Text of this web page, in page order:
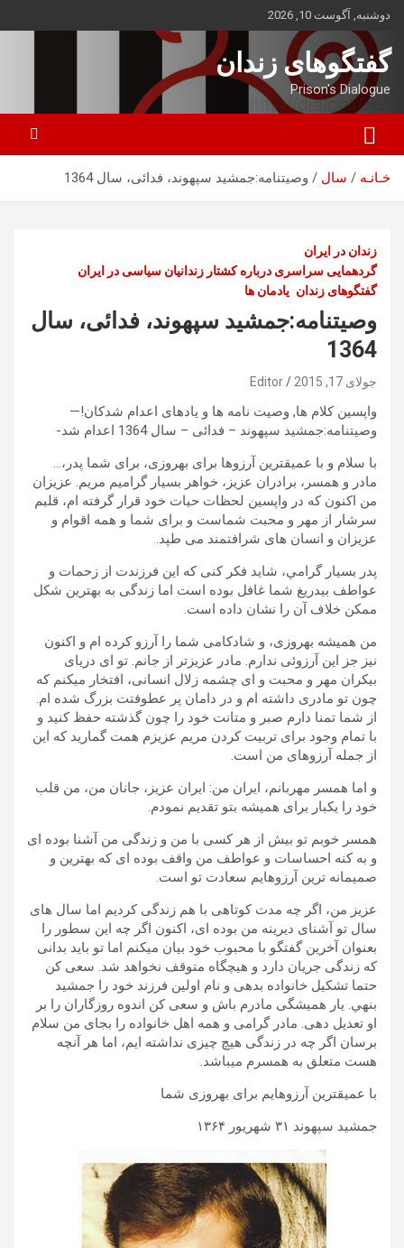
محتوا
بروید
دوشنبه, آگوست 10, 2026
گفتگوهای زندان
Prison's Dialogue
خـانـه سال وصيتنامه:جمشید سپهوند، فدائی، سال 1364
زندان در ایران
گردهمایی سراسری درباره کشتار زندانیان سیاسی در ایران
گفتگوهای زندان یادمان ها
وصيتنامه:جمشید سپهوند، فدائی، سال
1364
جولای 17, 2015 Editor
واپسین کلام ها, وصیت نامه ها و یادهای اعدام شدکان!—
وصيتنامه:جمشید سپهوند – فدائی – سال 1364 اعدام شد-
با سلام و با عميقترين آرزوها برای بهروزی، برای شما پدر،…
مادر و همسر، برادران عزيز، خواهر بسيار گراميم مريم. عزيزان
من اکنون که در واپسين لحظات حيات خود قرار گرفته ام، قلبم
سرشار از مهر و محبت شماست و برای شما و همه اقوام و
عزيزان و انسان های شرافتمند می طپد.
پدر بسيار گرامي، شايد فکر کنی که اين فرزندت از زحمات و
عواطف بيدريغ شما غافل بوده است اما زندگی به بهترين شکل
ممکن خلاف آن را نشان داده است.
من هميشه بهروزی، و شادکامی شما را آرزو کرده ام و اکنون
نيز جز اين آرزوئی ندارم. مادر عزيزتر از جانم. تو ای دريای
بيکران مهر و محبت و ای چشمه زلال انسانی، افتخار ميکنم که
چون تو مادری داشته ام و در دامان پر عطوفتت بزرگ شده ام.
از شما تمنا دارم صبر و متانت خود را چون گذشته حفظ کنيد و
با تمام وجود برای تربيت کردن مريم عزيزم همت گماريد که اين
از جمله آرزوهای من است.
و اما همسر مهربانم، ايران من: ايران عزيز، جانان من، من قلب
خود را يکبار برای هميشه بتو تقديم نمودم.
همسر خوبم تو بيش از هر کسی با من و زندگی من آشنا بوده ای
و به کنه احساسات و عواطف من واقف بوده ای که بهترين و
صميمانه ترين آرزوهايم سعادت تو است.
عزيز من، اگر چه مدت کوتاهی با هم زندگی کرديم اما سال های
سال تو آشنای ديرينه من بوده ای، اکنون اگر چه اين سطور را
بعنوان آخرين گفتگو با محبوب خود بيان ميکنم اما تو بايد بدانی
که زندگی جريان دارد و هيچگاه متوقف نخواهد شد. سعی کن
حتما تشکيل خانواده بدهی و نام اولين فرزند خود را جمشيد
بنهي. يار هميشگی مادرم باش و سعی کن اندوه روزگاران را بر
او تعديل دهی. مادر گرامی و همه اهل خانواده را بجای من سلام
برسان اگر چه در زندگی هيچ چيزی نداشته ايم، اما هر آنچه
هست متعلق به همسرم ميباشد.
با عميقترين آرزوهايم برای بهروزی شما
جمشيد سپهوند ۳۱ شهريور ۱۳۶۴